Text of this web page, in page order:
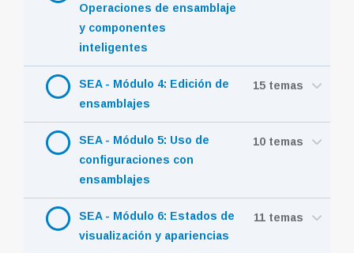
Operaciones de ensamblaje
y componentes
inteligentes
SEA - Módulo 4: Edición de
ensamblajes
15 temas
SEA - Módulo 5: Uso de
configuraciones con
ensamblajes
10 temas
SEA - Módulo 6: Estados de
visualización y apariencias
11 temas